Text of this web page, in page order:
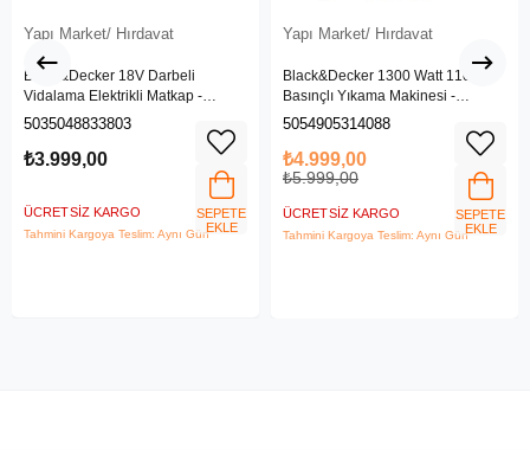
Yapı Market/ Hırdavat
Black&Decker 18V Darbeli
Vidalama Elektrikli Matkap -
BDCHD18SC1K-QW
5035048833803
₺3.999,00
ÜCRETSIZ KARGO
Tahmini Kargoya Teslim: Aynı Gün
SEPETE
EKLE
Yapı Market/ Hırdavat
Black&Decker 1300 Watt 110 Bar
Basınçlı Yıkama Makinesi -
(BEPW1300L-QS)
5054905314088
₺4.999,00
₺5.999,00
ÜCRETSIZ KARGO
Tahmini Kargoya Teslim: Aynı Gün
SEPETE
EKLE